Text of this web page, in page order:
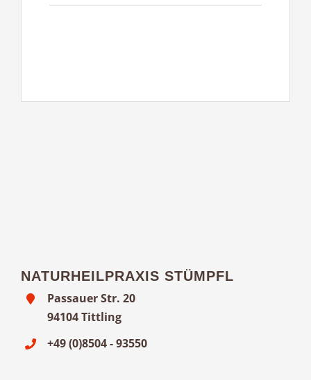
NATURHEILPRAXIS STÜMPFL
Passauer Str. 20
94104 Tittling
+49 (0)8504 - 93550